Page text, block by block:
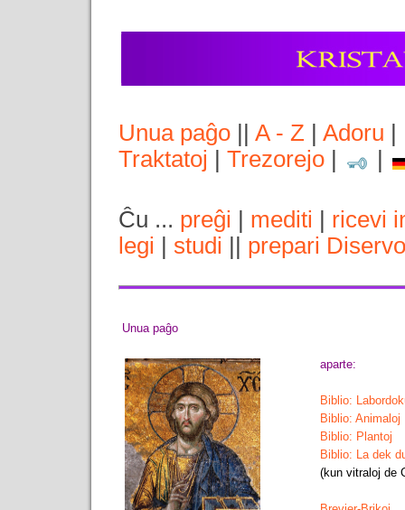
Unua paĝo ||A - Z |Adoru
Traktatoj |Trezorejo
Ĉu ... preĝi mediti
ricevi
legi
studi prepari
Unua paĝo
aparte:
Biblio:
Biblio: Animaloj
Biblio: Plantoj
Biblio: La dek
(kun vitraloj de